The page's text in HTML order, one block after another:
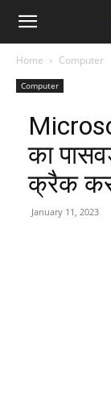
Home Computer
Computer
का
क्रैक
January 11, 2023